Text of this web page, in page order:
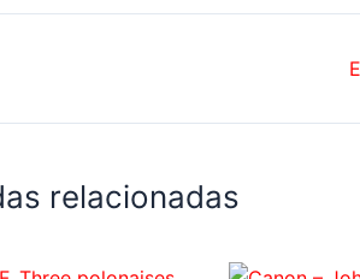
relacionadas